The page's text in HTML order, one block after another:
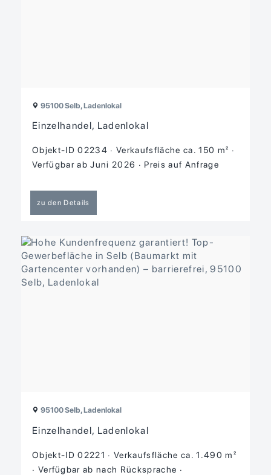
95100 Selb, Ladenlokal
Einzelhandel, Ladenlokal
Objekt-ID 02234
Verkaufsfläche ca. 150 m²
Verfügbar ab Juni 2026
Preis auf Anfrage
zu den Details
95100 Selb, Ladenlokal
Einzelhandel, Ladenlokal
Objekt-ID 02221
Verkaufsfläche ca. 1.490 m²
Verfügbar ab nach Rücksprache